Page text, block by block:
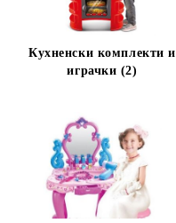
Кухненски комплекти и
играчки (2)